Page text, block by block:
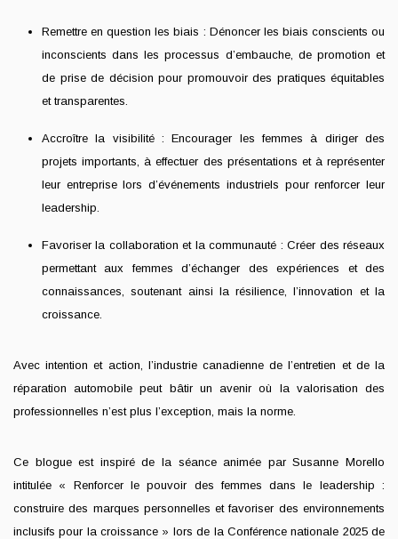
Remettre en question les biais : Dénoncer les biais conscients ou
inconscients dans les processus d’embauche, de promotion et
de prise de décision pour promouvoir des pratiques équitables
et transparentes.
Accroître la visibilité : Encourager les femmes à diriger des
projets importants, à effectuer des présentations et à représenter
leur entreprise lors d’événements industriels pour renforcer leur
leadership.
Favoriser la collaboration et la communauté : Créer des réseaux
permettant aux femmes d’échanger des expériences et des
connaissances, soutenant ainsi la résilience, l’innovation et la
croissance.
Avec intention et action, l’industrie canadienne de l’entretien et de la
réparation automobile peut bâtir un avenir où la valorisation des
professionnelles n’est plus l’exception, mais la norme.
Ce blogue est inspiré de la séance animée par Susanne Morello
intitulée « Renforcer le pouvoir des femmes dans le leadership :
construire des marques personnelles et favoriser des environnements
inclusifs pour la croissance » lors de la Conférence nationale 2025 de